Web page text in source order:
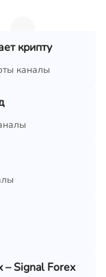
крипту
каналы
– Signal Forex